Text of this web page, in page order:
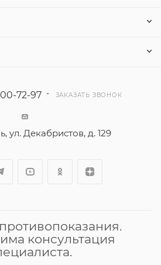
72-97 ЗАКАЗАТЬ ЗВОНОК
ул. Декабристов, д. 129
консультация